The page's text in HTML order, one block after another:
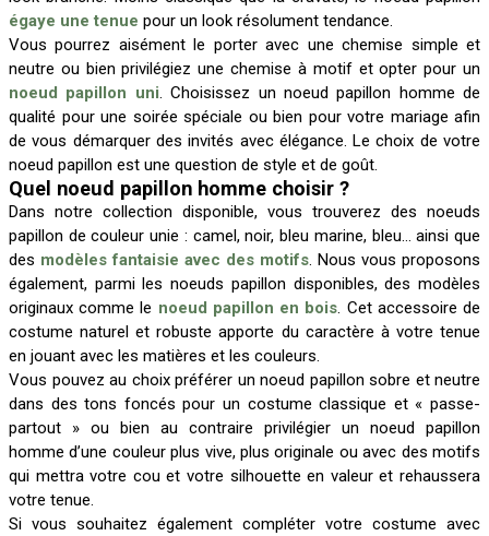
égaye une tenue pour un look résolument tendance.
Vous pourrez aisément le porter avec une chemise simple et
neutre ou bien privilégiez une chemise à motif et opter pour un
noeud papillon uni. Choisissez un noeud papillon homme de
qualité pour une soirée spéciale ou bien pour votre mariage afin
de vous démarquer des invités avec élégance. Le choix de votre
noeud papillon est une question de style et de goût.
Quel noeud papillon homme choisir ?
Dans notre collection disponible, vous trouverez des noeuds
papillon de couleur unie : camel, noir, bleu marine, bleu… ainsi que
des modèles fantaisie avec des motifs. Nous vous proposons
également, parmi les noeuds papillon disponibles, des modèles
originaux comme le noeud papillon en bois. Cet accessoire de
costume naturel et robuste apporte du caractère à votre tenue
en jouant avec les matières et les couleurs.
Vous pouvez au choix préférer un noeud papillon sobre et neutre
dans des tons foncés pour un costume classique et « passe-
partout » ou bien au contraire privilégier un noeud papillon
homme d’une couleur plus vive, plus originale ou avec des motifs
qui mettra votre cou et votre silhouette en valeur et rehaussera
votre tenue.
Si vous souhaitez également compléter votre costume avec